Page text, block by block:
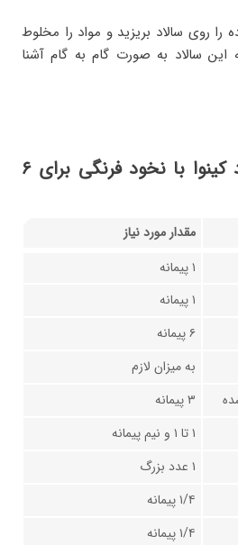
روی سالاد بریزید و مواد را مخلوط
این سالاد به صورت گام به گام آشنا
مواد لازم برای سالاد کینوا با نخود فرنگی برای ۶
مقدار مورد نیاز
۱ پیمانه
۱ پیمانه
۶ پیمانه
به میزان لازم
۳ پیمانه
۱ تا ۱ و نیم پیمانه
۱ عدد بزرگ
۱/۴ پیمانه
۱/۴ پیمانه